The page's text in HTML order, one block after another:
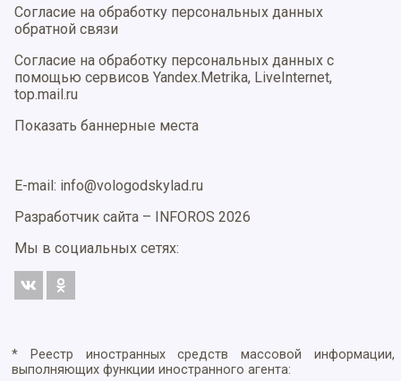
Согласие на обработку персональных данных
обратной связи
Согласие на обработку персональных данных с
помощью сервисов Yandex.Metrika, LiveInternet,
top.mail.ru
Показать баннерные места
E-mail: info@vologodskylad.ru
Разработчик сайта – INFOROS 2026
Мы в социальных сетях:
* Реестр иностранных средств массовой информации,
выполняющих функции иностранного агента: